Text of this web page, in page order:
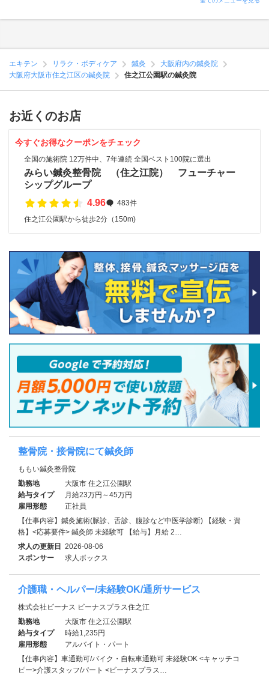
エキテン リラク・ボディケア 鍼灸
大阪府内の鍼灸院
大阪府大阪市住之江区の鍼灸院
住之江公園駅の鍼灸院
お近くのお店
今すぐお得なクーポンをチェック
全国の施術院 12万件中、7年連続 全国ベスト100院に選出
みらい鍼灸整骨院 （住之江院） フューチャー
シップグループ
4.96
483件
住之江公園駅から徒歩2分（150m)
整骨院・接骨院にて鍼灸師
ももい鍼灸整骨院
勤務地
大阪市 住之江公園駅
給与タイプ
月給23万円～45万円
雇用形態
正社員
【仕事内容】鍼灸施術(脈診、舌診、腹診など中医学診断) 【経験・資
格】<応募要件> 鍼灸師 未経験可 【給与】月給 2…
求人の更新日 2026-08-06
スポンサー
求人ボックス
介護職・ヘルパー/未経験OK/通所サービス
株式会社ビーナス ビーナスプラス住之江
勤務地
大阪市 住之江公園駅
給与タイプ
時給1,235円
雇用形態
アルバイト・パート
【仕事内容】車通勤可/バイク・自転車通勤可 未経験OK <キャッチコ
ピー>介護スタッフ/パート <ビーナスプラス…